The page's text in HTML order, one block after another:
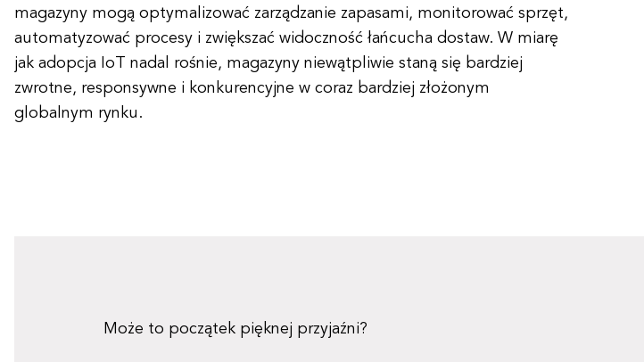
magazyny mogą optymalizować zarządzanie zapasami, monitorować sprzęt,
automatyzować procesy i zwiększać widoczność łańcucha dostaw. W miarę
jak adopcja IoT nadal rośnie, magazyny niewątpliwie staną się bardziej
zwrotne, responsywne i konkurencyjne w coraz bardziej złożonym
globalnym rynku.
Może to początek pięknej przyjaźni?